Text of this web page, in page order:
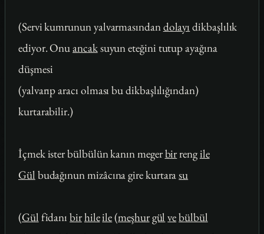
(Servi kumrunun yalvarmasındandolayı dikbaşlılık
ediyor. Onuancaksuyun eteğini tutup ayağına
düşmesi
(yalvarıp aracı olması bu dikbaşlılığından)
kurtarabilir.)
İçmek ister bülbülün kanın megerbirrengile
Gül budağınun mizâcına gire kurtarasu
(Gül fidanıbirhileile(meşhurgül vebülbül